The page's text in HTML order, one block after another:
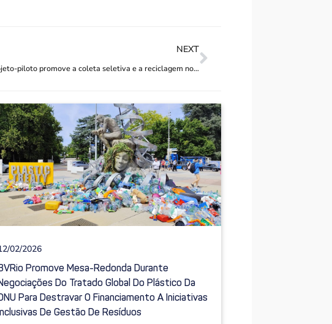
NEXT
Projeto-piloto promove a coleta seletiva e a reciclagem no Rio de Janeiro
02/2026
Promove Mesa-Redonda Durante
Do Tratado Global Do Plástico Da
Para Destravar O Financiamento A Iniciativas
De Gestão De Resíduos